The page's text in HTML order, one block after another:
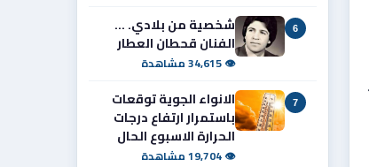
6
شخصية من بلادي. ...
الفنان قحطان العطار
👁 34,615 مشاهدة
7
الانواء الجوية توقعات
باستمرار ارتفاع درجات
الحرارة الاسبوع الحال
👁 19,704 مشاهدة